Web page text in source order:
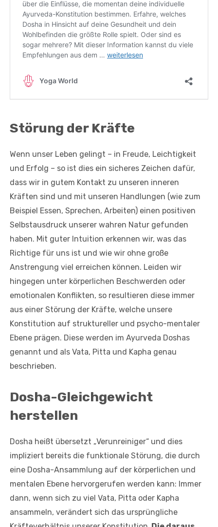
Störung der Kräfte
Wenn unser Leben gelingt – in Freude, Leichtigkeit
und Erfolg – so ist dies ein sicheres Zeichen dafür,
dass wir in gutem Kontakt zu unseren inneren
Kräften sind und mit unseren Handlungen (wie zum
Beispiel Essen, Sprechen, Arbeiten) einen positiven
Selbstausdruck unserer wahren Natur gefunden
haben. Mit guter Intuition erkennen wir, was das
Richtige für uns ist und wie wir ohne große
Anstrengung viel erreichen können. Leiden wir
hingegen unter körperlichen Beschwerden oder
emotionalen Konflikten, so resultieren diese immer
aus einer Störung der Kräfte, welche unsere
Konstitution auf struktureller und psycho-mentaler
Ebene prägen. Diese werden im Ayurveda Doshas
genannt und als Vata, Pitta und Kapha genau
beschrieben.
Dosha-Gleichgewicht
herstellen
Dosha heißt übersetzt „Verunreiniger“ und dies
impliziert bereits die funktionale Störung, die durch
eine Dosha-Ansammlung auf der körperlichen und
mentalen Ebene hervorgerufen werden kann: Immer
dann, wenn sich zu viel Vata, Pitta oder Kapha
ansammeln, verändert sich das ursprüngliche